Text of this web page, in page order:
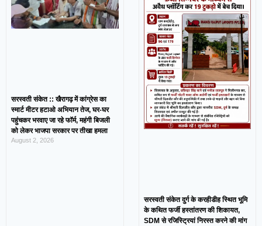
सरस्वती संकेत :: खैरागढ़ में कांग्रेस का
स्मार्ट मीटर हटाओ अभियान तेज, घर-घर
पहुंचकर भरवाए जा रहे फॉर्म, महंगी बिजली
को लेकर भाजपा सरकार पर तीखा हमला
August 2, 2026
सरस्वती संकेत दुर्ग के करहीडीह स्थित भूमि
के कथित फर्जी हस्तांतरण की शिकायत,
SDM से रजिस्ट्रियां निरस्त करने की मांग